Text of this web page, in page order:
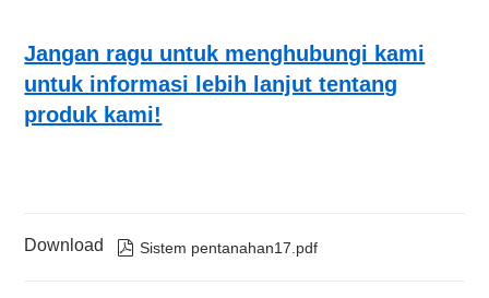
Jangan ragu untuk menghubungi kami
untuk informasi lebih lanjut tentang
produk kami!
Download  Sistem pentanahan17.pdf